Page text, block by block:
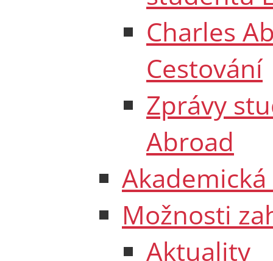
Charles
Cestování
Zprávy
Abroad
Možnosti
Aktuality